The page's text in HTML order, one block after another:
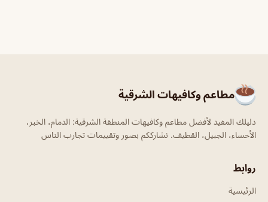
مطاعم وكافيهات الشرقية
دليلك المفيد لأفضل مطاعم وكافيهات المنطقة الشرقية: الدمام، الخبر،
الأحساء، الجبيل، القطيف. نشارككم بصور وتقييمات تجارب الناس
روابط
الرئيسية